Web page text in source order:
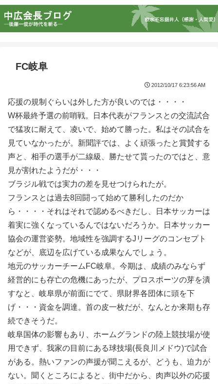
FC岐阜
2012/10/17 6:23:56 AM
応援の規制ぐらいは外した方が良いのでは・・・・
W杯最終予選の前哨戦。日本代表がフランスとの交流試合
で猛攻に耐えて、凌いで、始めて勝った。私はその試合を
見ていなかったが。新聞評では、よく頑張ったと賞賛する
声と、相手の選手が二線級、勝たせて貰ったのではと、意
見が割れたようだが・・・
ブラジル戦では実力の差を見せつけられたが。
フランスとは過去8回闘って始めて勝利したのだか
ら・・・・それはそれで認めるべきだし、日本サッカーは
着実に強くなっているんではないだろうか。日本サッカー
協会の運営姿勢。地域性を強調するJリーグのコンセプト
などが、底辺を広げている成果なんでしょう。
地元のサッカーチームFC岐阜。今期は、成績のみならず
経営的にも存亡の危機にあったが、プロスポーツの芽を潰
すなと、岐阜県が前面にでて、県財界各団体に頭を下
げ・・・資金を調達。首の皮一枚だが、なんとか来期も存
続できそうだ。
岐阜国体の影響もあり、ホームグランドの陸上競技場が使
用できず、我家の目前にある球技場(長良川メドウ)で試合
がある。熱いファンの声援が聞こえるが、どうも、迫力が
ない。聞くところによると、街中だから、肉声以外の応援